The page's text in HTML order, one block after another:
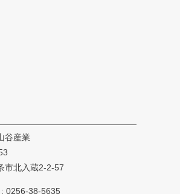
谷産業
市北入蔵2-2-57
0256-38-5635